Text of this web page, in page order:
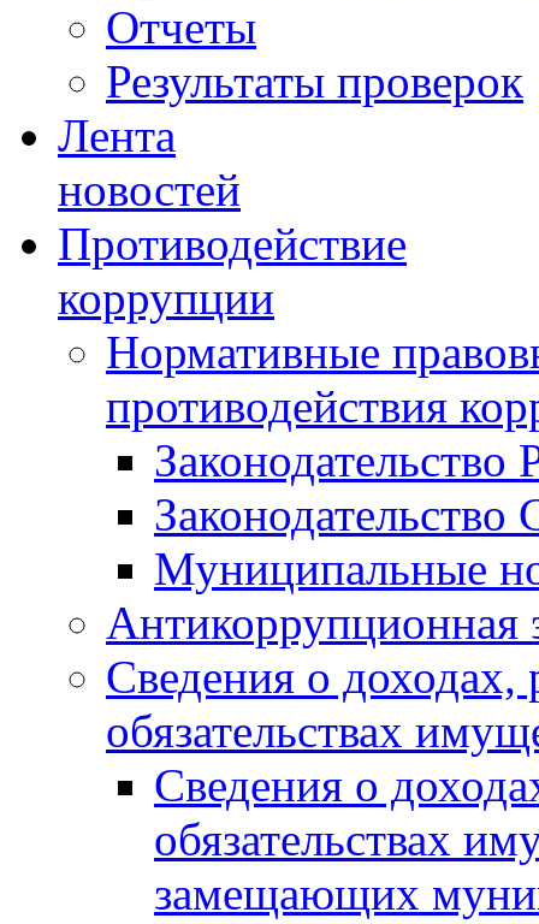
Отчеты
Результаты проверок
Лента
новостей
Противодействие
коррупции
Нормативные
противодействия
Законодательство
Муниципальные
Антикоррупционная
Сведения о доходах,
обязательствах
Сведения о
обязательствах
замещающих